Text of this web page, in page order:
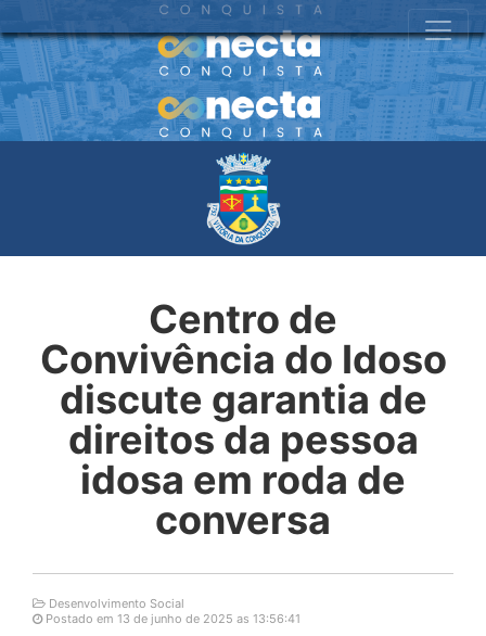
Centro de
Convivência do Idoso
discute garantia de
direitos da pessoa
idosa em roda de
conversa
Desenvolvimento Social
Postado em 13 de junho de 2025 as 13:56:41